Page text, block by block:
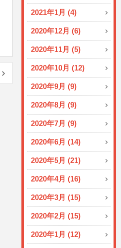
2021年1月 (4)
2020年12月 (6)
2020年11月 (5)
2020年10月 (12)
2020年9月 (9)
2020年8月 (9)
2020年7月 (9)
2020年6月 (14)
2020年5月 (21)
2020年4月 (16)
2020年3月 (15)
2020年2月 (15)
2020年1月 (12)